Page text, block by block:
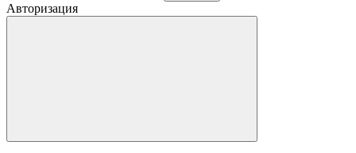
Авторизация